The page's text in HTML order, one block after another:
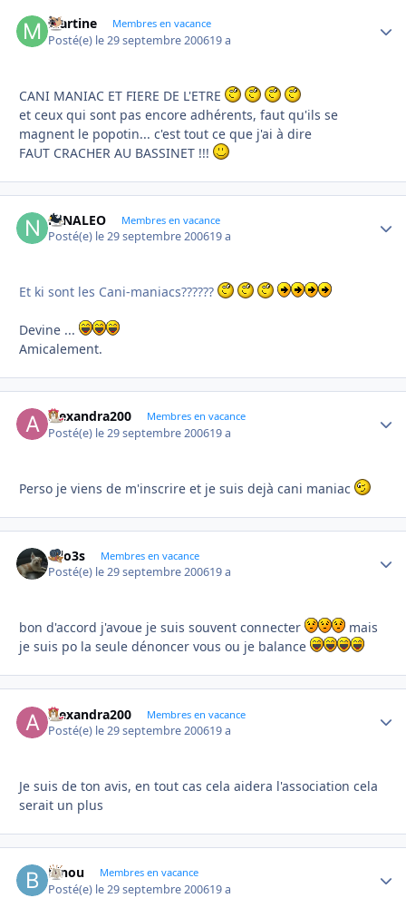
Martine Membres en vacance
Posté(e) le 29 septembre 200619 a
CANI MANIAC ET FIERE DE L'ETRE
et ceux qui sont pas encore adhérents, faut qu'ils se
magnent le popotin... c'est tout ce que j'ai à dire
FAUT CRACHER AU BASSINET !!!
NINALEO Membres en vacance
Posté(e) le 29 septembre 200619 a
Et ki sont les Cani-maniacs??????
Devine ...
Amicalement.
alexandra200 Membres en vacance
Posté(e) le 29 septembre 200619 a
Perso je viens de m'inscrire et je suis dejà cani maniac
lolo3s Membres en vacance
Posté(e) le 29 septembre 200619 a
bon d'accord j'avoue je suis souvent connecter
mais
je suis po la seule dénoncer vous ou je balance
alexandra200 Membres en vacance
Posté(e) le 29 septembre 200619 a
Je suis de ton avis, en tout cas cela aidera l'association cela
serait un plus
Binou Membres en vacance
Posté(e) le 29 septembre 200619 a